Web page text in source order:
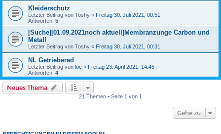
Kleiderschutz
Letzter Beitrag von Toshy « Freitag 30. Juli 2021, 00:51
Antworten: 5
[Suche][01.09.2021noch aktuell]Membranzunge Carbon und
Metall
Letzter Beitrag von Toshy « Freitag 30. Juli 2021, 00:31
NL Getrieberad
Letzter Beitrag von loc « Freitag 23. April 2021, 14:45
Antworten: 4
Neues Thema
21 Themen • Seite 1 von 1
Gehe zu